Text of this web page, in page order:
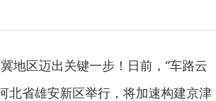
区迈出关键一步！日前，“车路云
北省雄安新区举行，将加速构建京津